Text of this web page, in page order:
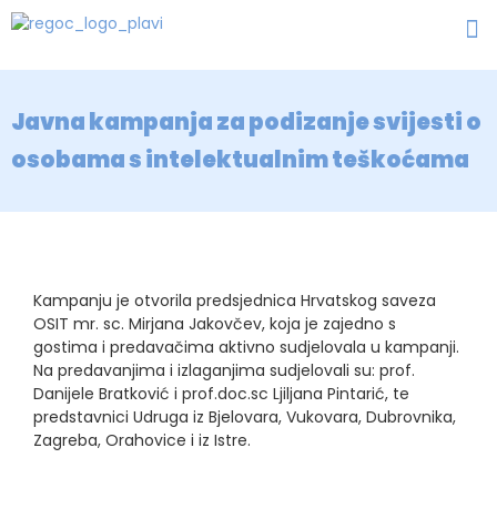
Javna kampanja za podizanje svijesti o
osobama s intelektualnim teškoćama
Kampanju je otvorila predsjednica Hrvatskog saveza
OSIT mr. sc. Mirjana Jakovčev, koja je zajedno s
gostima i predavačima aktivno sudjelovala u kampanji.
Na predavanjima i izlaganjima sudjelovali su: prof.
Danijele Bratković i prof.doc.sc Ljiljana Pintarić, te
predstavnici Udruga iz Bjelovara, Vukovara, Dubrovnika,
Zagreba, Orahovice i iz Istre.